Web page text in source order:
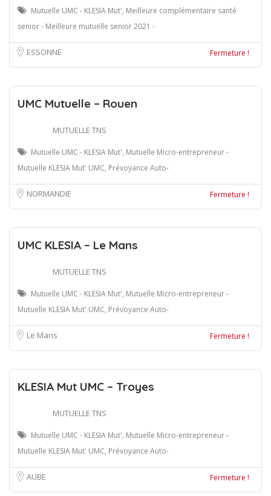
Mutuelle UMC - KLESIA Mut', Meilleure complémentaire santé
senior - Meilleure mutuelle senior 2021 -
ESSONNE Fermeture !
UMC Mutuelle – Rouen
MUTUELLE TNS
Mutuelle UMC - KLESIA Mut', Mutuelle Micro-entrepreneur -
Mutuelle KLESIA Mut' UMC, Prévoyance Auto-
NORMANDIE Fermeture !
UMC KLESIA – Le Mans
MUTUELLE TNS
Mutuelle UMC - KLESIA Mut', Mutuelle Micro-entrepreneur -
Mutuelle KLESIA Mut' UMC, Prévoyance Auto-
Le Mans Fermeture !
KLESIA Mut UMC – Troyes
MUTUELLE TNS
Mutuelle UMC - KLESIA Mut', Mutuelle Micro-entrepreneur -
Mutuelle KLESIA Mut' UMC, Prévoyance Auto-
AUBE Fermeture !